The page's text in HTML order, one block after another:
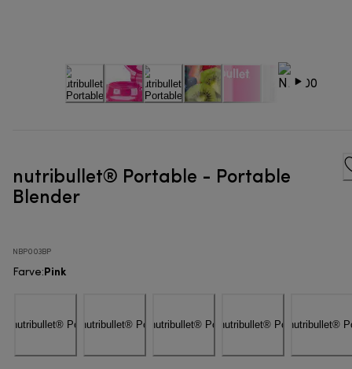
nutribullet® Portable - Portable
Blender
NBP003BP
Farve:Pink